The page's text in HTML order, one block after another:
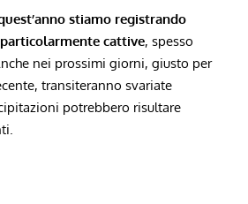
stiamo registrando
cattive, spesso
nei prossimi giorni, giusto per
transiteranno svariate
potrebbero risultare